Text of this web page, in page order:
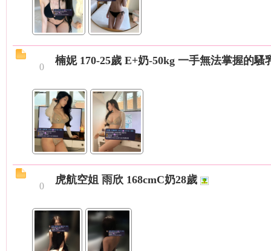
0
楠妮 170-25歲 E+奶-50kg 一手無法掌握的騷
0
虎航空姐 雨欣 168cmC奶28歲